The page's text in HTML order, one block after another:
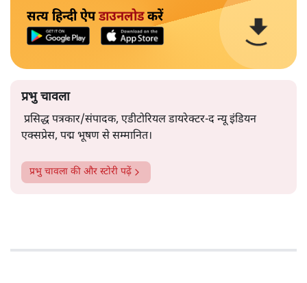
सत्य हिन्दी ऐपडाउनलोडकरें
प्रभु चावला
प्रसिद्ध पत्रकार/संपादक, एडीटोरियल डायरेक्टर-द न्यू इंडियन
एक्सप्रेस, पद्म भूषण से सम्मानित।
प्रभु चावला की और स्टोरी पढ़ें